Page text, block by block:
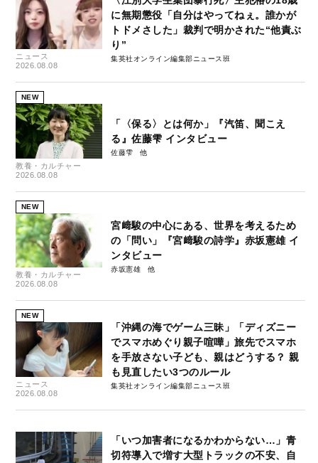
ニュース
2026.08.08
に無期懲役「自分はやってねぇ。誰かが
トドメさした」裁判で明かされた“他責ぶ
り”
集英社オンライン編集部ニュース班
NEW
教養・カルチャー
2026.08.08
「〈保る〉とは何か」『汽笛、聞こえ
る』佐藤雫 インタビュー
佐藤雫
NEW
教養・カルチャー
2026.08.08
宮﨑駿の中心にある、世界を考えるため
の「問い」『宮﨑駿の詩学』赤坂憲雄 イ
ンタビュー
赤坂憲雄
NEW
ニュース
2026.08.08
「沖縄の海でゲーム三昧」「ディズニー
でスマホめぐり親子喧嘩」旅先でスマホ
を手放さない子ども、親はどうする？ 親
も見直したい3つのルール
集英社オンライン編集部ニュース班
「いつ加害者になるかわからない…」青
切符導入で増す大型トラックの不安、自